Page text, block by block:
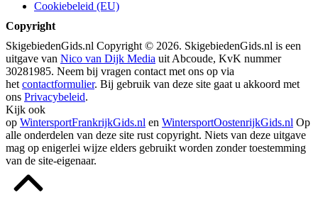
Cookiebeleid (EU)
Copyright
SkigebiedenGids.nl Copyright © 2026. SkigebiedenGids.nl is een
uitgave van Nico van Dijk Media uit Abcoude, KvK nummer
30281985. Neem bij vragen contact met ons op via
het contactformulier. Bij gebruik van deze site gaat u akkoord met
ons Privacybeleid.
Kijk ook
op WintersportFrankrijkGids.nl en WintersportOostenrijkGids.nl Op
alle onderdelen van deze site rust copyright. Niets van deze uitgave
mag op enigerlei wijze elders gebruikt worden zonder toestemming
van de site-eigenaar.
Terug